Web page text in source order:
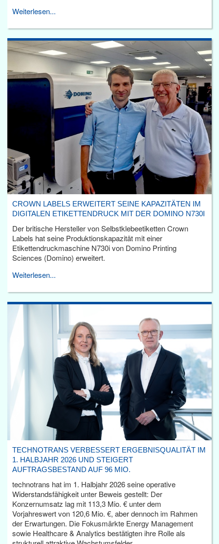
Weiterlesen...
CROWN LABELS ERWEITERT SEINE KAPAZITÄTEN IM
DIGITALEN ETIKETTENDRUCK MIT DER DOMINO N730I
Der britische Hersteller von Selbstklebeetiketten Crown
Labels hat seine Produktionskapazität mit einer
Etikettendruckmaschine N730i von Domino Printing
Sciences (Domino) erweitert.
Weiterlesen...
TECHNOTRANS VERBESSERT ERGEBNISQUALITÄT IM
1. HALBJAHR 2026 UND STEIGERT
AUFTRAGSBESTAND AUF 96 MIO.
technotrans hat im 1. Halbjahr 2026 seine operative
Widerstandsfähigkeit unter Beweis gestellt: Der
Konzernumsatz lag mit 113,3 Mio. € unter dem
Vorjahreswert von 120,6 Mio. €, aber dennoch im Rahmen
der Erwartungen. Die Fokusmärkte Energy Management
sowie Healthcare & Analytics bestätigten ihre Rolle als